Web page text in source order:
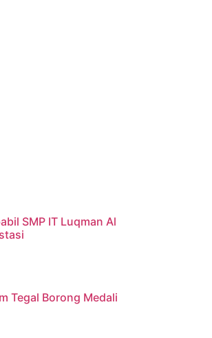
SMP IT Luqman Al
Tegal Borong Medali